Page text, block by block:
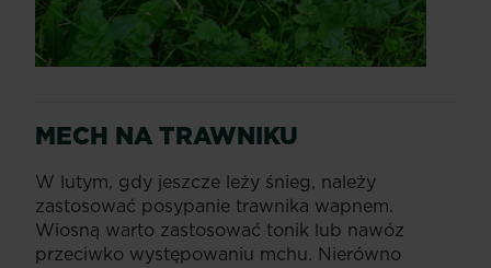
MECH NA TRAWNIKU
W lutym, gdy jeszcze leży śnieg, należy
zastosować posypanie trawnika wapnem.
Wiosną warto zastosować tonik lub nawóz
przeciwko występowaniu mchu. Nierówno